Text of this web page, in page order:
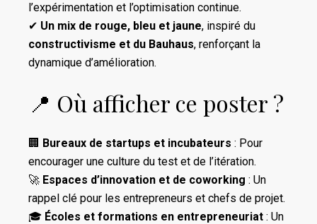
l’expérimentation et l’optimisation continue.
✔ Un mix de rouge, bleu et jaune, inspiré du
constructivisme et du Bauhaus, renforçant la
dynamique d’amélioration.
📍 Où afficher ce poster ?
🏢 Bureaux de startups et incubateurs : Pour
encourager une culture du test et de l’itération.
🚀 Espaces d’innovation et de coworking : Un
rappel clé pour les entrepreneurs et chefs de projet.
🎓 Écoles et formations en entrepreneuriat : Un